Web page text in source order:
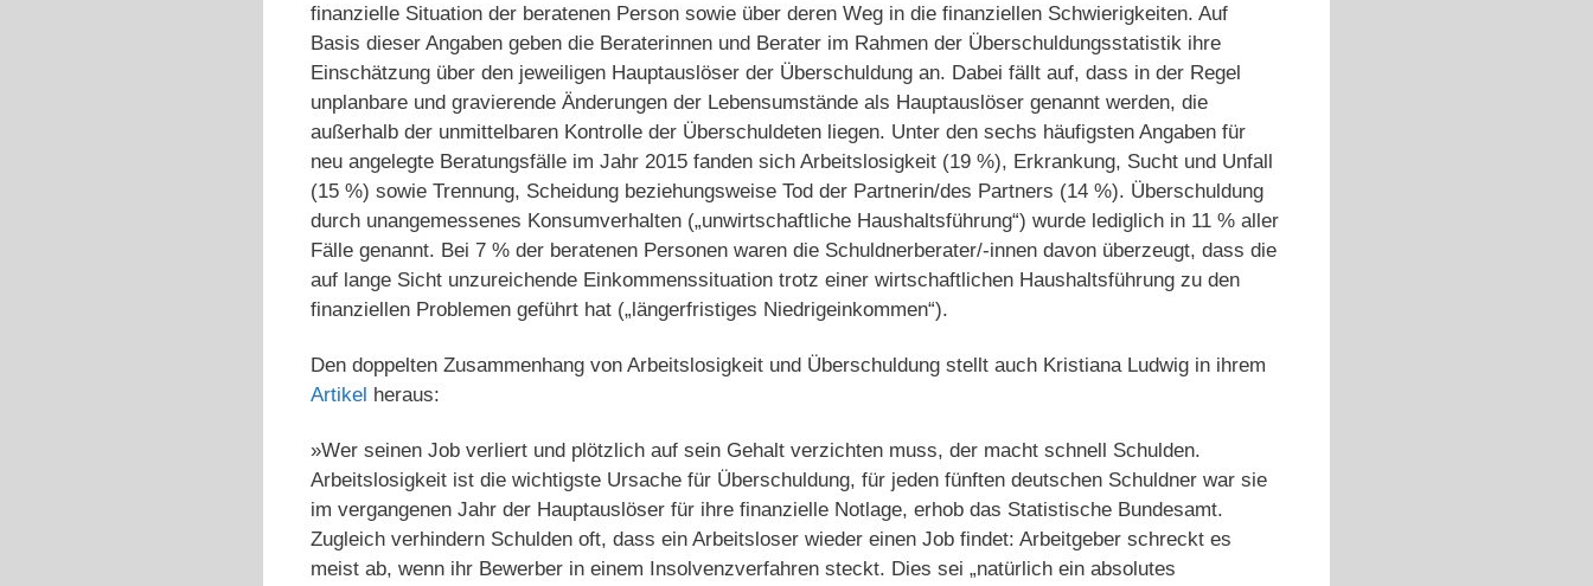
finanzielle Situation der beratenen Person sowie über deren Weg in die finanziellen Schwierigkeiten. Auf
Basis dieser Angaben geben die Beraterinnen und Berater im Rahmen der Überschuldungsstatistik ihre
Einschätzung über den jeweiligen Hauptauslöser der Überschuldung an. Dabei fällt auf, dass in der Regel
unplanbare und gravierende Änderungen der Lebensumstände als Hauptauslöser genannt werden, die
außerhalb der unmittelbaren Kontrolle der Überschuldeten liegen. Unter den sechs häufigsten Angaben für
neu angelegte Beratungsfälle im Jahr 2015 fanden sich Arbeitslosigkeit (19 %), Erkrankung, Sucht und Unfall
(15 %) sowie Trennung, Scheidung beziehungsweise Tod der Partnerin/des Partners (14 %). Überschuldung
durch unangemessenes Konsumverhalten („unwirtschaftliche Haushaltsführung“) wurde lediglich in 11 % aller
Fälle genannt. Bei 7 % der beratenen Personen waren die Schuldnerberater/-innen davon überzeugt, dass die
auf lange Sicht unzureichende Einkommenssituation trotz einer wirtschaftlichen Haushaltsführung zu den
finanziellen Problemen geführt hat („längerfristiges Niedrigeinkommen“).
Den doppelten Zusammenhang von Arbeitslosigkeit und Überschuldung stellt auch Kristiana Ludwig in ihrem
Artikel heraus:
»Wer seinen Job verliert und plötzlich auf sein Gehalt verzichten muss, der macht schnell Schulden.
Arbeitslosigkeit ist die wichtigste Ursache für Überschuldung, für jeden fünften deutschen Schuldner war sie
im vergangenen Jahr der Hauptauslöser für ihre finanzielle Notlage, erhob das Statistische Bundesamt.
Zugleich verhindern Schulden oft, dass ein Arbeitsloser wieder einen Job findet: Arbeitgeber schreckt es
meist ab, wenn ihr Bewerber in einem Insolvenzverfahren steckt. Dies sei „natürlich ein absolutes